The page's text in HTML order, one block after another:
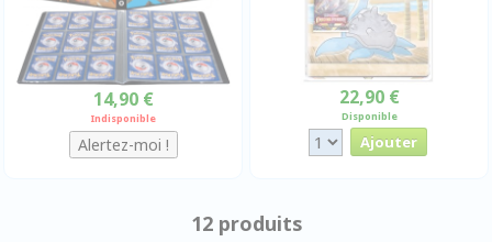
14,90 €
Indisponible
22,90 €
Disponible
12 produits